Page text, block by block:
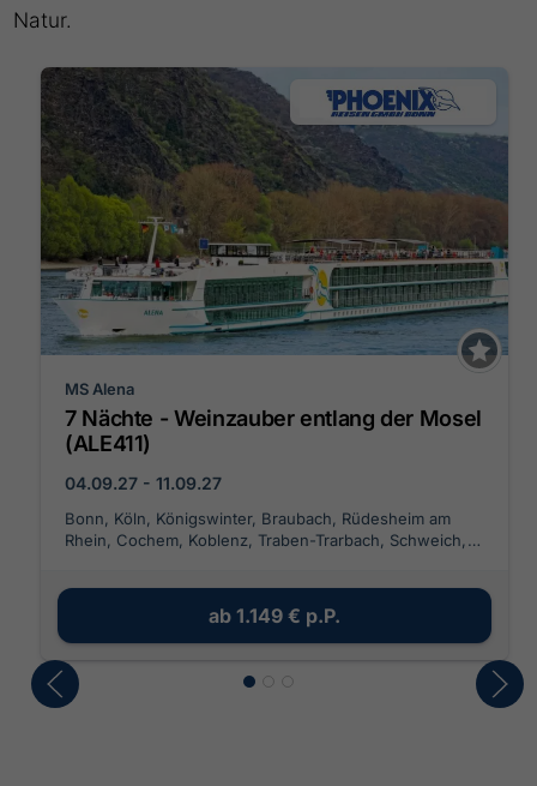
Natur.
MS Alena
7 Nächte - Weinzauber entlang der Mosel
(ALE411)
04.09.27 - 11.09.27
Bonn, Köln, Königswinter, Braubach, Rüdesheim am
Rhein, Cochem, Koblenz, Traben-Trarbach, Schweich,
ab 1.149 € p.P.